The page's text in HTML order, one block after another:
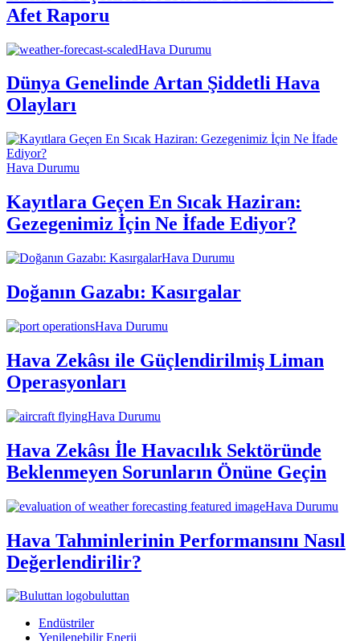
Afet Raporu
Hava Durumu
Dünya Genelinde Artan Şiddetli Hava
Olayları
Hava Durumu
Kayıtlara Geçen En Sıcak Haziran:
Gezegenimiz İçin Ne İfade Ediyor?
Hava Durumu
Doğanın Gazabı: Kasırgalar
Hava Durumu
Hava Zekâsı ile Güçlendirilmiş Liman
Operasyonları
Hava Durumu
Hava Zekâsı İle Havacılık Sektöründe
Beklenmeyen Sorunların Önüne Geçin
Hava Durumu
Hava Tahminlerinin Performansını Nasıl
Değerlendirilir?
buluttan
Endüstriler
Yenilenebilir Enerji